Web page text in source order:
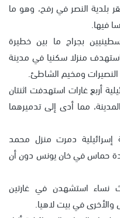
بلدية النصر في رفح، وهو ما
فيها.
بجراح ما بين خطيرة
منزلا سكنيا في مدينة
ومخيم الشاطئ.
أربع غارات استهدفت اثنتان
مما أدى إلى تدميرهما
إسرائيلية دمرت منزل محمد
حماس في خان يونس دون أن
نساء استشهدن في غارتين
والأخرى في بيت لاهيا.